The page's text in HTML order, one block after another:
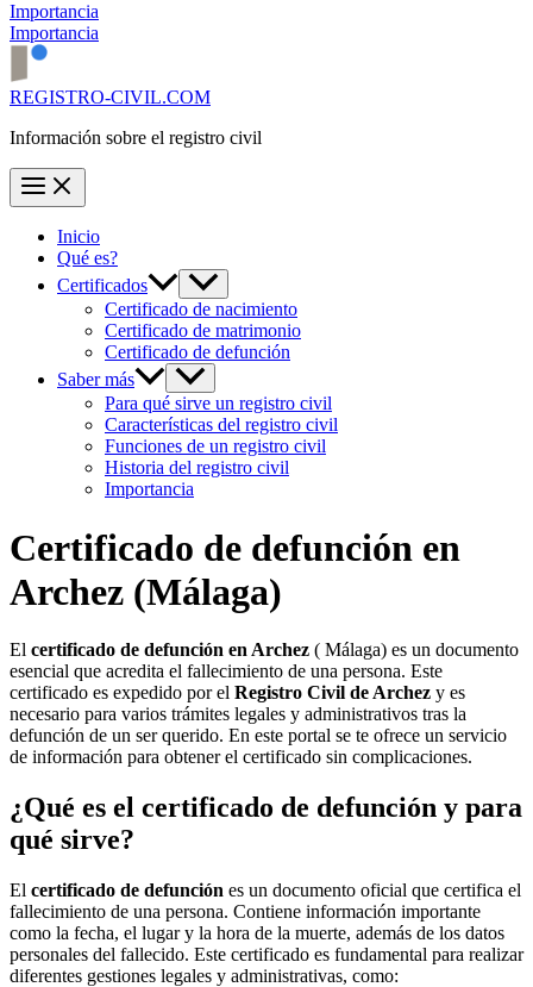
Importancia
Importancia
REGISTRO-CIVIL.COM
Información sobre el registro civil
Inicio
Qué es?
Certificados
Certificado de nacimiento
Certificado de matrimonio
Certificado de defunción
Saber más
Para qué sirve un registro civil
Características del registro civil
Funciones de un registro civil
Historia del registro civil
Importancia
Certificado de defunción en
Archez (Málaga)
El certificado de defunción en Archez ( Málaga) es un documento
esencial que acredita el fallecimiento de una persona. Este
certificado es expedido por el Registro Civil de Archez y es
necesario para varios trámites legales y administrativos tras la
defunción de un ser querido. En este portal se te ofrece un servicio
de información para obtener el certificado sin complicaciones.
¿Qué es el certificado de defunción y para
qué sirve?
El certificado de defunción es un documento oficial que certifica el
fallecimiento de una persona. Contiene información importante
como la fecha, el lugar y la hora de la muerte, además de los datos
personales del fallecido. Este certificado es fundamental para realizar
diferentes gestiones legales y administrativas, como: